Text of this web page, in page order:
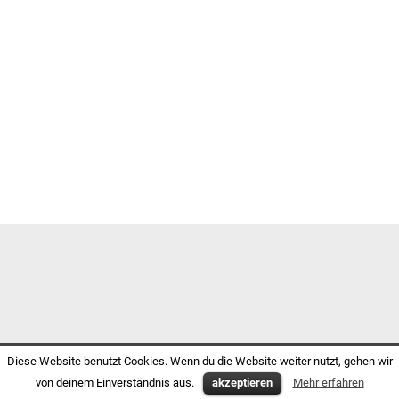
Diese Website benutzt Cookies. Wenn du die Website weiter nutzt, gehen wir
von deinem Einverständnis aus.
akzeptieren Mehr erfahren